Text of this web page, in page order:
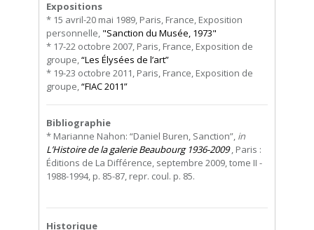
Expositions
* 15 avril-20 mai 1989, Paris, France, Exposition
personnelle, "Sanction du Musée, 1973"
* 17-22 octobre 2007, Paris, France, Exposition de
groupe,“Les Élysées de l’art”
* 19-23 octobre 2011, Paris, France, Exposition de
groupe,“FIAC 2011”
Bibliographie
* Marianne Nahon: “Daniel Buren, Sanction”, in
L’Histoire de la galerie Beaubourg 1936-2009, Paris :
Éditions de La Différence, septembre 2009, tome II -
1988-1994, p. 85-87, repr. coul. p. 85.
Historique